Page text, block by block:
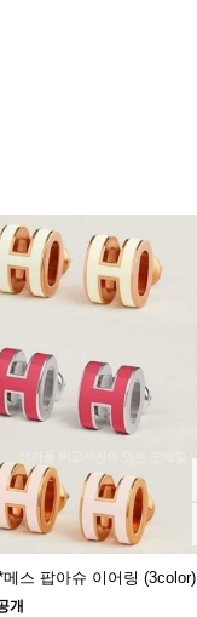
스 팝아슈 이어링 (3color)
개